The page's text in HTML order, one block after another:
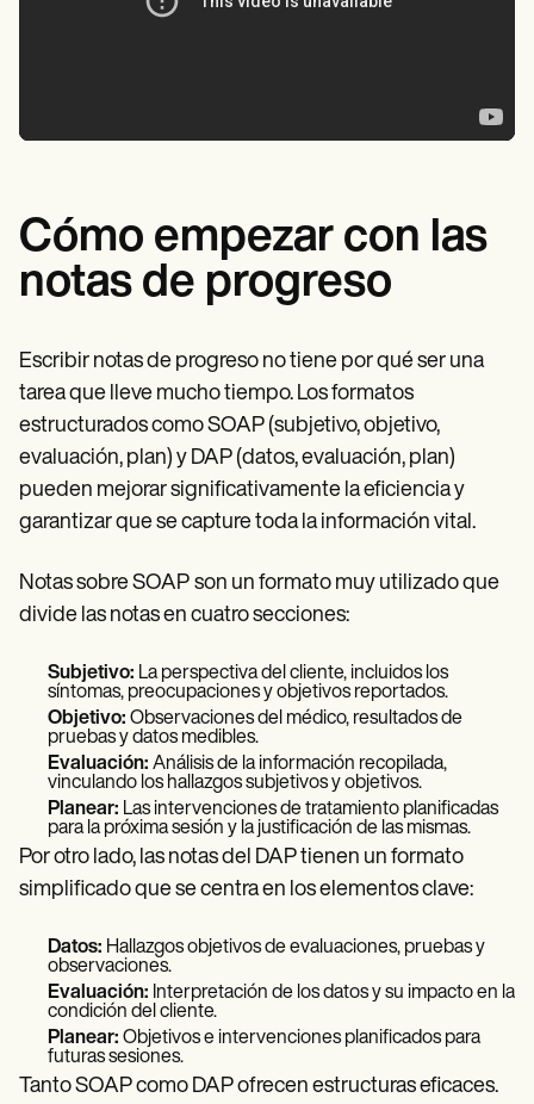
Cómo empezar con las
notas de progreso
Escribir notas de progreso no tiene por qué ser una
tarea que lleve mucho tiempo. Los formatos
estructurados como SOAP (subjetivo, objetivo,
evaluación, plan) y DAP (datos, evaluación, plan)
pueden mejorar significativamente la eficiencia y
garantizar que se capture toda la información vital.
Notas sobre SOAP son un formato muy utilizado que
divide las notas en cuatro secciones:
Subjetivo: La perspectiva del cliente, incluidos los
síntomas, preocupaciones y objetivos reportados.
Objetivo: Observaciones del médico, resultados de
pruebas y datos medibles.
Evaluación: Análisis de la información recopilada,
vinculando los hallazgos subjetivos y objetivos.
Planear: Las intervenciones de tratamiento planificadas
para la próxima sesión y la justificación de las mismas.
Por otro lado, las notas del DAP tienen un formato
simplificado que se centra en los elementos clave:
Datos: Hallazgos objetivos de evaluaciones, pruebas y
observaciones.
Evaluación: Interpretación de los datos y su impacto en la
condición del cliente.
Planear: Objetivos e intervenciones planificados para
futuras sesiones.
Tanto SOAP como DAP ofrecen estructuras eficaces.